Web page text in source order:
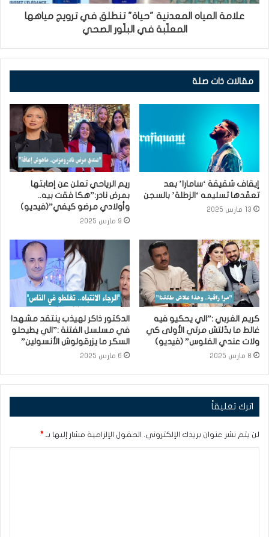
علامة المياه المعدنية "حياة" تنطلق في ترويج مياهها
المعلّبة في البلّور الصحي
مقالات ذات صلة
إيقاف شقيقة ‘سامارا’ بعد
تعمّدها تسليمه ‘الزطلة’ بالسجن
13 مارس 2025
ريم الرياحي تعلن عن إصابتها
بمرض نادر:”هكا فقت بيه..
وأولادي مرضو كيفي”(فيديو)
9 مارس 2025
كريم الغربي :”الي يحكيو فيه
غالط ما بدّلتش مرتي الأولى كي
ولات عندي الفلوس” (فيديو)
8 مارس 2025
الدكتور ذاكر لهيذب ينتقد مشهدا
في مسلسل الفتنة :”الي يطيحلو
السكر ما يزرقولوش الأنسولين”
6 مارس 2025
اترك تعليقاً
لن يتم نشر عنوان بريدك الإلكتروني. الحقول الإلزامية مشار إليها بـ *